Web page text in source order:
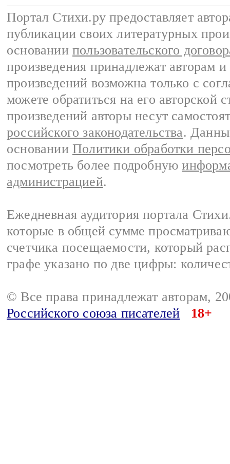
Портал Стихи.ру предоставляет
публикации своих литературных
основании пользовательского
произведения принадлежат авторам
произведений возможна только с
можете обратиться на его авторской
произведений авторы несут
российского законодательства.
основании Политики обработки
посмотреть более подробную
администрацией.
Ежедневная аудитория портала
которые в общей сумме
счетчика посещаемости, который
графе указано по две цифры:
© Все права принадлежат авторам,
Российского союза писателей
18+